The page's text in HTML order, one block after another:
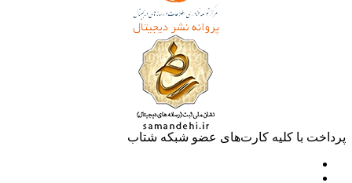
پرداخت با کلیه کارت‌های عضو شبکه شتاب